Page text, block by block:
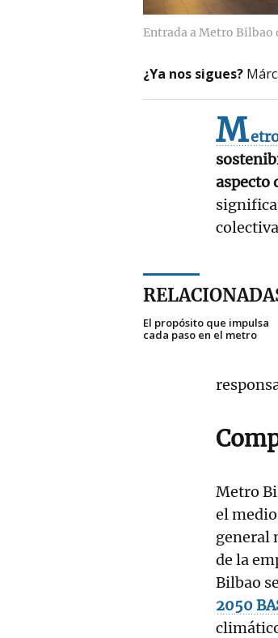
Entrada a Metro Bilbao
¿Ya nos sigues?
M
aspecto
El propósito que impulsa
cada paso en el metro
Metro
el
general
de la
Bilbao
2050